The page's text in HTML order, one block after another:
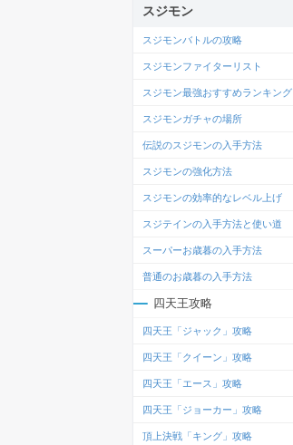
スジモン
スジモンバトルの攻略
スジモンファイターリスト
スジモン最強おすすめランキング
スジモンガチャの場所
伝説のスジモンの入手方法
スジモンの強化方法
スジモンの効率的なレベル上げ
スジテインの入手方法と使い道
スーパーお歳暮の入手方法
普通のお歳暮の入手方法
四天王攻略
四天王「ジャック」攻略
四天王「クイーン」攻略
四天王「エース」攻略
四天王「ジョーカー」攻略
頂上決戦「キング」攻略